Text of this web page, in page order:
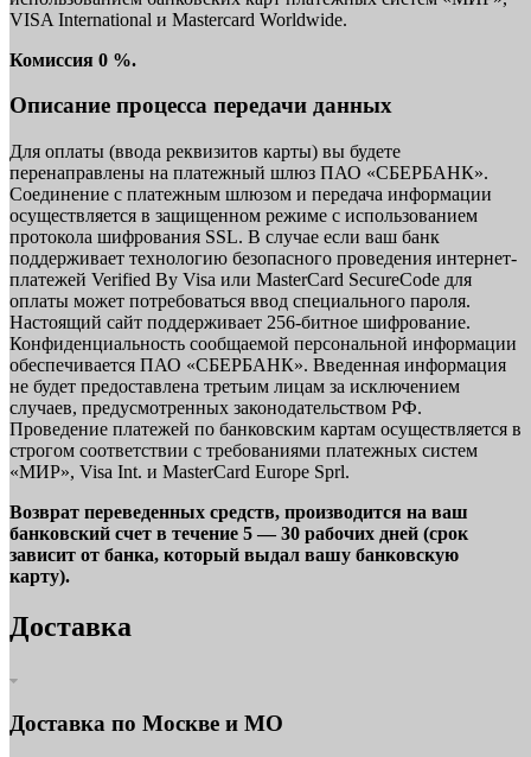
VISA International и Mastercard Worldwide.
Комиссия 0 %.
Описание процесса передачи данных
Для оплаты (ввода реквизитов карты) вы будете
перенаправлены на платежный шлюз ПАО «СБЕРБАНК».
Соединение с платежным шлюзом и передача информации
осуществляется в защищенном режиме с использованием
протокола шифрования SSL. В случае если ваш банк
поддерживает технологию безопасного проведения интернет-
платежей Verified By Visa или MasterCard SecureCode для
оплаты может потребоваться ввод специального пароля.
Настоящий сайт поддерживает 256-битное шифрование.
Конфиденциальность сообщаемой персональной информации
обеспечивается ПАО «СБЕРБАНК». Введенная информация
не будет предоставлена третьим лицам за исключением
случаев, предусмотренных законодательством РФ.
Проведение платежей по банковским картам осуществляется в
строгом соответствии с требованиями платежных систем
«МИР», Visa Int. и MasterCard Europe Sprl.
Возврат переведенных средств, производится на ваш
банковский счет в течение 5 — 30 рабочих дней (срок
зависит от банка, который выдал вашу банковскую
карту).
Доставка
Доставка по Москве и МО